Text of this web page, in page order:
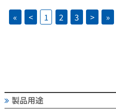
« < 1 2 3 > »
製品用途